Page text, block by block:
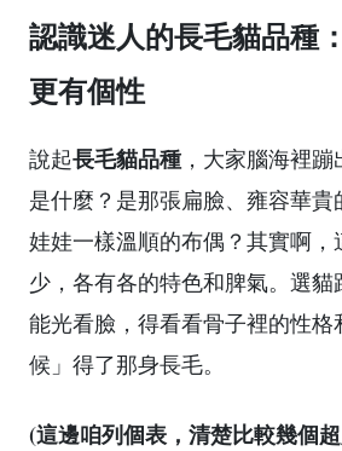
認識迷人的長毛貓品種
更有個性
說起長毛貓品種 ，大家腦海裡
是什麼？是那張扁臉、雍容華
娃娃一樣溫順的布偶？其實啊，
少，各有各的特色和脾氣。選
能光看臉，得看看骨子裡的性格
候」得了那身長毛。
(這邊咱列個表，清楚比較幾個